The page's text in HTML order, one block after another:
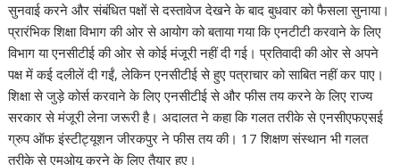
सुनवाई करने और संबंधित पक्षों से दस्तावेज देखने के बाद बुधवार को फैसला सुनाया।
प्रारंभिक शिक्षा विभाग की ओर से आयोग को बताया गया कि एनटीटी करवाने के लिए
विभाग या एनसीटीई की ओर से कोई मंजूरी नहीं दी गई। प्रतिवादी की ओर से अपने
पक्ष में कई दलीलें दी गईं, लेकिन एनसीटीई से हुए पत्राचार को साबित नहीं कर पाए।
शिक्षा से जुड़े कोर्स करवाने के लिए एनसीटीई से और फीस तय करने के लिए राज्य
सरकार से मंजूरी लेना जरूरी है। अदालत ने कहा कि गलत तरीके से एनसीएफएसई
ग्रुप ऑफ इंस्टीट्यूशन जीरकपुर ने फीस तय की। 17 शिक्षण संस्थान भी गलत
तरीके से एमओयू करने के लिए तैयार हुए।